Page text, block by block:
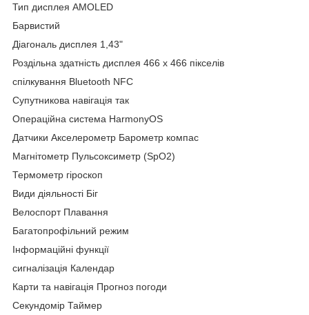
Тип дисплея AMOLED
Барвистий
Діагональ дисплея 1,43"
Роздільна здатність дисплея 466 x 466 пікселів
спілкування Bluetooth NFC
Супутникова навігація так
Операційна система HarmonyOS
Датчики Акселерометр Барометр компас
Магнітометр Пульсоксиметр (SpO2)
Термометр гіроскоп
Види діяльності Біг
Велоспорт Плавання
Багатопрофільний режим
Інформаційні функції
сигналізація Календар
Карти та навігація Прогноз погоди
Секундомір Таймер